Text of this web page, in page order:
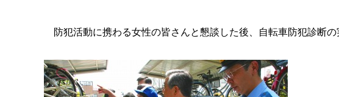
防犯活動に携わる女性の皆さんと懇談した後、自転車防犯診断の